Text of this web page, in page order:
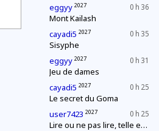
0 h 36
eggyy 2027
Mont Kailash
0 h 35
cayadi5 2027
Sisyphe
0 h 31
eggyy 2027
Jeu de dames
0 h 25
cayadi5 2027
Le secret du Goma
0 h 25
user7423 2027
Lire ou ne pas lire, telle est la question